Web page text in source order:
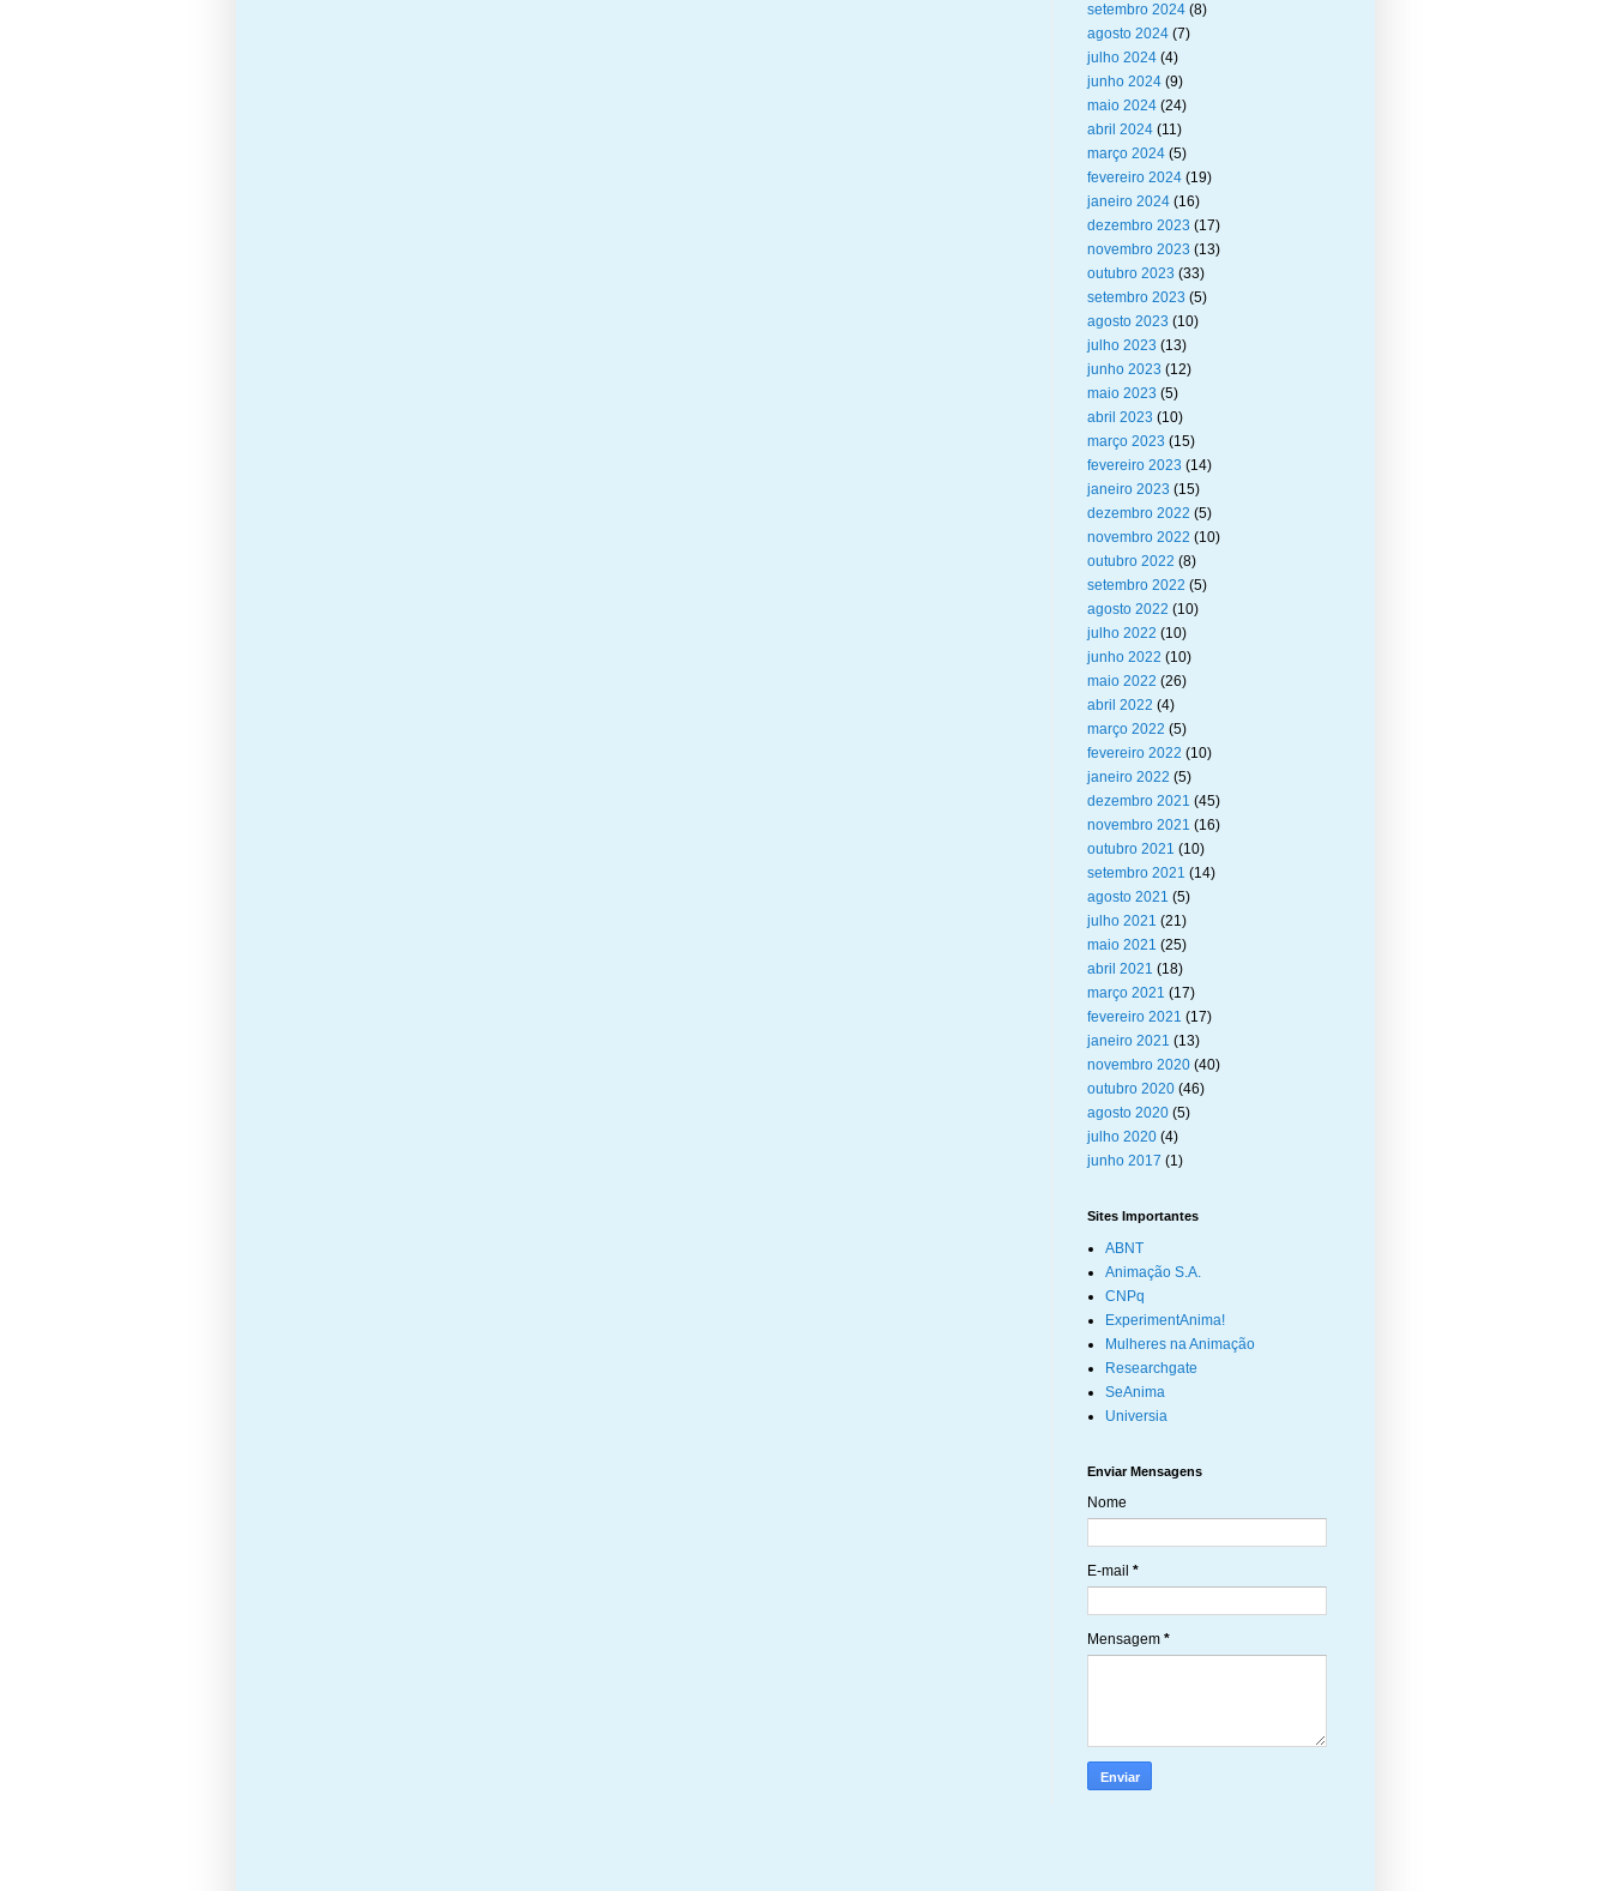
setembro 2024 (8)
agosto 2024 (7)
julho 2024 (4)
junho 2024 (9)
maio 2024 (24)
abril 2024 (11)
março 2024 (5)
fevereiro 2024 (19)
janeiro 2024 (16)
dezembro 2023 (17)
novembro 2023 (13)
outubro 2023 (33)
setembro 2023 (5)
agosto 2023 (10)
julho 2023 (13)
junho 2023 (12)
maio 2023 (5)
abril 2023 (10)
março 2023 (15)
fevereiro 2023 (14)
janeiro 2023 (15)
dezembro 2022 (5)
novembro 2022 (10)
outubro 2022 (8)
setembro 2022 (5)
agosto 2022 (10)
julho 2022 (10)
junho 2022 (10)
maio 2022 (26)
abril 2022 (4)
março 2022 (5)
fevereiro 2022 (10)
janeiro 2022 (5)
dezembro 2021 (45)
novembro 2021 (16)
outubro 2021 (10)
setembro 2021 (14)
agosto 2021 (5)
julho 2021 (21)
maio 2021 (25)
abril 2021 (18)
março 2021 (17)
fevereiro 2021 (17)
janeiro 2021 (13)
novembro 2020 (40)
outubro 2020 (46)
agosto 2020 (5)
julho 2020 (4)
junho 2017 (1)
Sites Importantes
ABNT
Animação S.A.
CNPq
ExperimentAnima!
Mulheres na Animação
Researchgate
SeAnima
Universia
Enviar Mensagens
Nome
E-mail *
Mensagem *